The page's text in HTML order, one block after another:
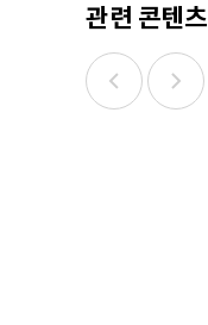
관련 콘텐츠